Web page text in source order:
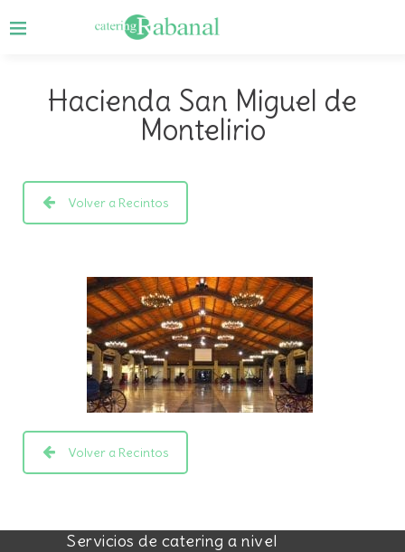
Hacienda San Miguel de
Montelirio
Volver a Recintos
Volver a Recintos
Servicios de catering a nivel